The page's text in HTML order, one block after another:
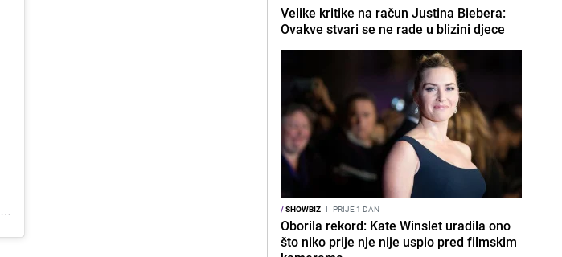
Velike kritike na račun Justina Biebera:
Ovakve stvari se ne rade u blizini djece
/SHOWBIZ I PRIJE 1 DAN
Oborila rekord: Kate Winslet uradila ono
što niko prije nje nije uspio pred filmskim